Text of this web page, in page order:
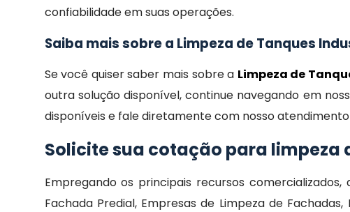
confiabilidade em suas operações.
Saiba mais sobre a Limpeza de Tanques
Se você quiser saber mais sobre a Limpeza de
outra solução disponível, continue navegando em
disponíveis e fale diretamente com nosso
Solicite sua cotação para limpeza
Empregando os principais recursos
Fachada Predial, Empresas de Limpeza de